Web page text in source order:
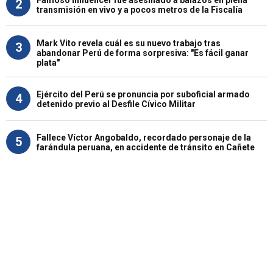
2
transmisión en vivo y a pocos metros de la Fiscalía
3
Mark Vito revela cuál es su nuevo trabajo tras
abandonar Perú de forma sorpresiva: "Es fácil ganar
plata"
4
Ejército del Perú se pronuncia por suboficial armado
detenido previo al Desfile Cívico Militar
5
Fallece Víctor Angobaldo, recordado personaje de la
farándula peruana, en accidente de tránsito en Cañete